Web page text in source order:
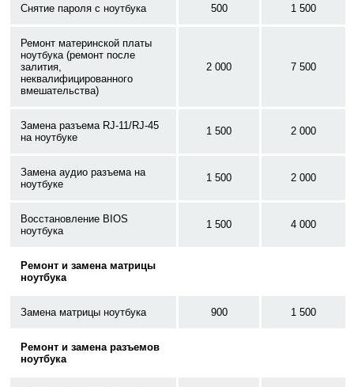
Снятие пароля с ноутбука 500 1 500
Ремонт материнской платы
ноутбука (ремонт после
залития,
неквалифицированного
вмешательства)
2 000 7 500
Замена разъема RJ-11/RJ-45
на ноутбуке
1 500 2 000
Замена аудио разъема на
ноутбуке
1 500 2 000
Восстановление BIOS
ноутбука
1 500 4 000
Ремонт и замена матрицы
ноутбука
Замена матрицы ноутбука 900 1 500
Ремонт и замена разъемов
ноутбука